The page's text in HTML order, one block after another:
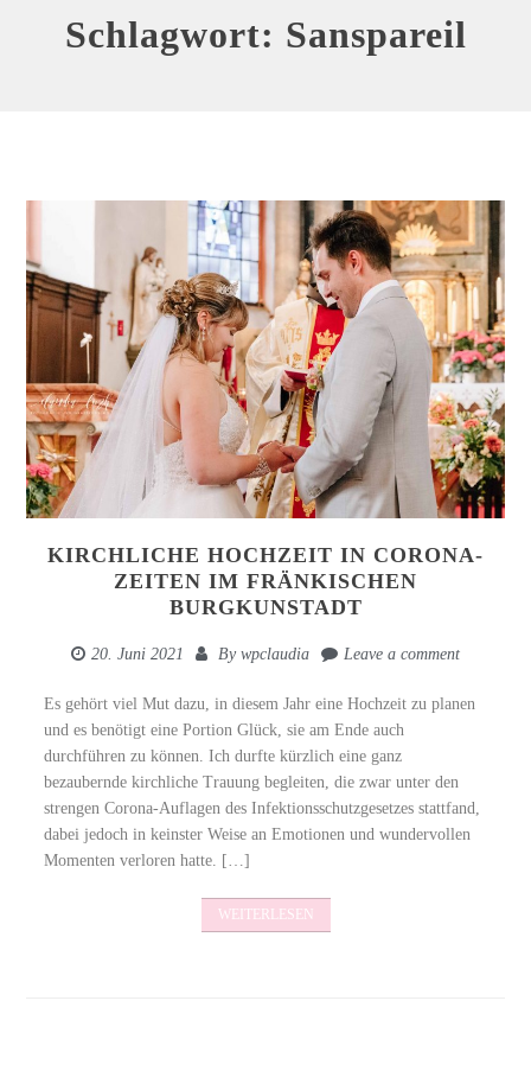
Schlagwort: Sanspareil
KIRCHLICHE HOCHZEIT IN CORONA-
ZEITEN IM FRÄNKISCHEN
BURGKUNSTADT
20. Juni 2021 By wpclaudia Leave a comment
Es gehört viel Mut dazu, in diesem Jahr eine Hochzeit zu planen
und es benötigt eine Portion Glück, sie am Ende auch
durchführen zu können. Ich durfte kürzlich eine ganz
bezaubernde kirchliche Trauung begleiten, die zwar unter den
strengen Corona-Auflagen des Infektionsschutzgesetzes stattfand,
dabei jedoch in keinster Weise an Emotionen und wundervollen
Momenten verloren hatte. […]
WEITERLESEN